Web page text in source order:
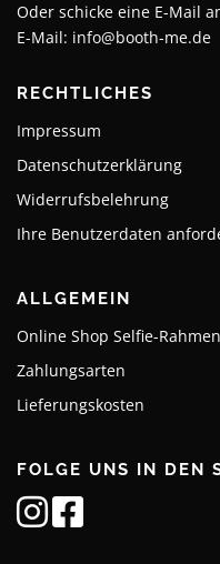
Oder schicke eine E-Mail
E-Mail: info@booth-me.de
RECHTLICHES
Impressum
Datenschutzerklärung
Widerrufsbelehrung
Ihre Benutzerdaten
ALLGEMEIN
Online Shop Selfie-Rahmen
Zahlungsarten
Lieferungskosten
FOLGE UNS IN DEN